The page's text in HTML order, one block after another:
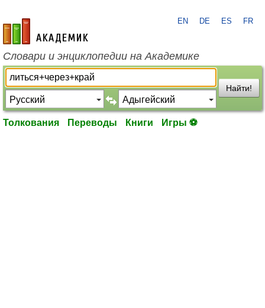
academic.ru
EN DE ES FR
Словари и энциклопедии на Академике
Найти!
Толкования Переводы Книги Игры ⚽